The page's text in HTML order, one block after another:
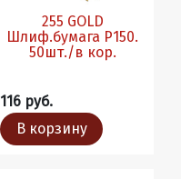
255 GOLD
Шлиф.бумага Р150.
50шт./в кор.
116 руб.
В корзину